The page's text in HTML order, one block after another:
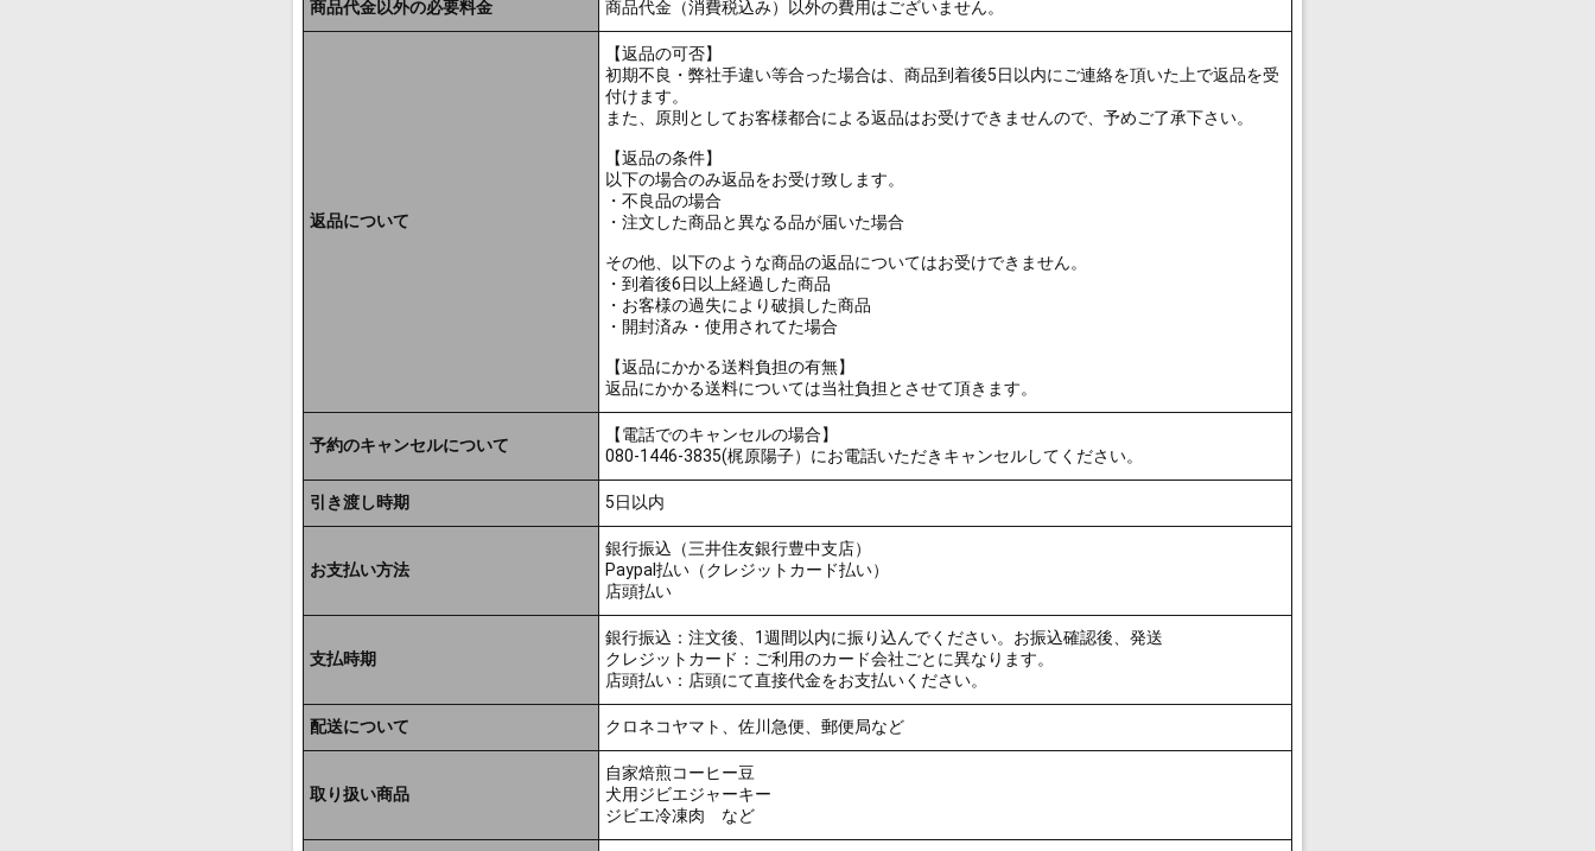
商品代金以外の必要料金 商品代金（消費税込み）以外の費用はございません。
返品について
【返品の可否】
初期不良・弊社手違い等合った場合は、商品到着後5日以内にご連絡を頂いた上で返品を受
付けます。
また、原則としてお客様都合による返品はお受けできませんので、予めご了承下さい。
【返品の条件】
以下の場合のみ返品をお受け致します。
・不良品の場合
・注文した商品と異なる品が届いた場合
その他、以下のような商品の返品についてはお受けできません。
・到着後6日以上経過した商品
・お客様の過失により破損した商品
・開封済み・使用されてた場合
【返品にかかる送料負担の有無】
返品にかかる送料については当社負担とさせて頂きます。
予約のキャンセルについて
【電話でのキャンセルの場合】
080-1446-3835(梶原陽子）にお電話いただきキャンセルしてください。
引き渡し時期 5日以内
お支払い方法
銀行振込（三井住友銀行豊中支店）
Paypal払い（クレジットカード払い）
店頭払い
支払時期
銀行振込：注文後、1週間以内に振り込んでください。お振込確認後、発送
クレジットカード：ご利用のカード会社ごとに異なります。
店頭払い：店頭にて直接代金をお支払いください。
配送について クロネコヤマト、佐川急便、郵便局など
取り扱い商品
自家焙煎コーヒー豆
犬用ジビエジャーキー
ジビエ冷凍肉 など